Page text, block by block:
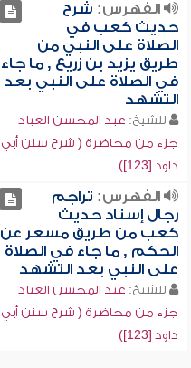
الفهرس: شرح
حديث كعب في
الصلاة على النبي من
طريق يزيد بن زريع , ما جاء
في الصلاة على النبي بعد
التشهد
للشيخ: عبد المحسن العباد
جزء من محاضرة ( شرح سنن أبي
داود [123])
الفهرس: تراجم
رجال إسناد حديث
كعب من طريق مسعر عن
الحكم , ما جاء في الصلاة
على النبي بعد التشهد
للشيخ: عبد المحسن العباد
جزء من محاضرة ( شرح سنن أبي
داود [123])